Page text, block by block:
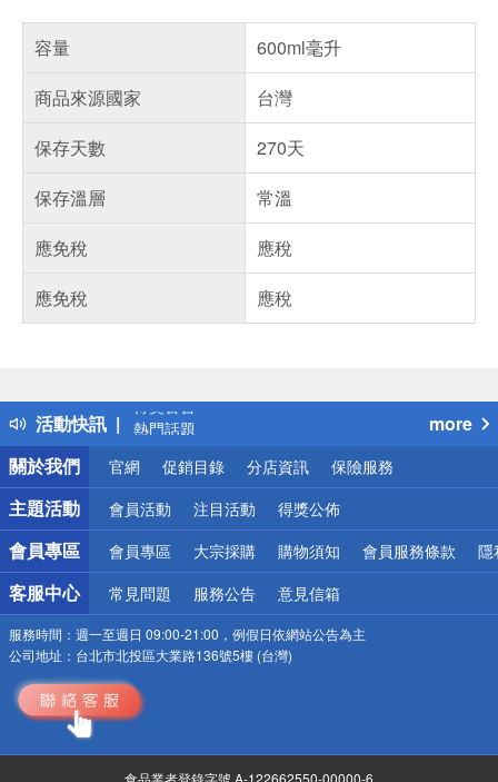
容量
600ml毫升
商品來源國家
台灣
保存天數
270天
保存溫層
常溫
應免稅
應稅
應免稅
應稅
活動快訊
得獎公告
熱門話題
銀行優惠
偏遠地區配送
詐騙網頁！請小心！
more
關於我們
官網 促銷目錄 分店資訊 保險服務
主題活動 會員活動 注目活動 得獎公佈
會員專區 會員專區 大宗採購 購物須知 會員服務條款 隱
客服中心 常見問題 服務公告 意見信箱
服務時間： 週一至週日 09:00-21:00，例假日依網站公告為主
公司地址： 台北市北投區大業路136號5樓 (台灣)
食品業者登錄字號 A-122662550-00000-6